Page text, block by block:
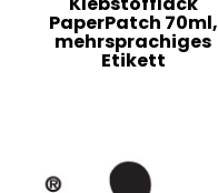
PaperPatch 70ml,
mehrsprachiges
Etikett